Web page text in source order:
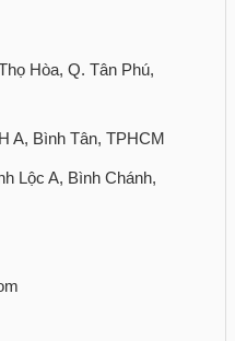
Hòa, Q. Tân Phú,
A, Bình Tân, TPHCM
Lộc A, Bình Chánh,